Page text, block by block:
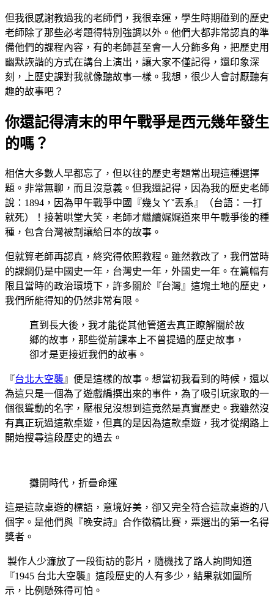
但我很感謝教過我的老師們，我很幸運，學生時期碰到的歷史
老師除了那些必考題得特別強調以外。他們大都非常認真的準
備他們的課程內容，有的老師甚至會一人分飾多角，把歷史用
幽默詼諧的方式在講台上演出，讓大家不僅記得，還印象深
刻，上歷史課對我就像聽故事一樣。我想，很少人會討厭聽有
趣的故事吧？
你還記得清末的甲午戰爭是西元幾年發生
的嗎？
相信大多數人早都忘了，但以往的歷史考題常出現這種選擇
題。非常無聊，而且沒意義。但我還記得，因為我的歷史老師
說：1894，因為甲午戰爭中國『幾ㄆㄚˇ丟系』（台語：一打
就死）！接著哄堂大笑，老師才繼續娓娓道來甲午戰爭後的種
種，包含台灣被割讓給日本的故事。
但就算老師再認真，終究得依照教程。雖然教改了，我們當時
的課綱仍是中國史一年，台灣史一年，外國史一年。在篇幅有
限且當時的政治環境下，許多關於『台灣』這塊土地的歷史，
我們所能得知的仍然非常有限。
直到長大後，我才能從其他管道去真正瞭解關於故
鄉的故事，那些從前課本上不曾提過的歷史故事，
卻才是更接近我們的故事。
『台北大空襲』便是這樣的故事。想當初我看到的時候，還以
為這只是一個為了遊戲編撰出來的事件，為了吸引玩家取的一
個很聳動的名字，壓根兒沒想到這竟然是真實歷史。我雖然沒
有真正玩過這款桌遊，但真的是因為這款桌遊，我才從網路上
開始搜尋這段歷史的過去。
攤開時代，折疊命運
這是這款桌遊的標語，意境好美，卻又完全符合這款桌遊的八
個字。是他們與『晚安詩』合作徵稿比賽，票選出的第一名得
獎者。
製作人少濂放了一段街訪的影片，隨機找了路人詢問知道
『1945 台北大空襲』這段歷史的人有多少，結果就如圖所
示，比例懸殊得可怕。